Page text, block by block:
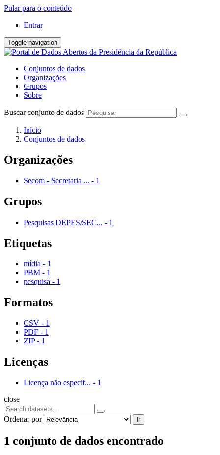
Pular para o conteúdo
Entrar
Toggle navigation
Conjuntos de dados
Organizações
Grupos
Sobre
Buscar conjunto de dados
Início
Conjuntos de dados
Organizações
Secom - Secretaria ... - 1
Grupos
Pesquisas DEPES/SEC... - 1
Etiquetas
mídia - 1
PBM - 1
pesquisa - 1
Formatos
CSV - 1
PDF - 1
ZIP - 1
Licenças
Licença não especif... - 1
close
Ordenar por Ir
1 conjunto de dados encontrado